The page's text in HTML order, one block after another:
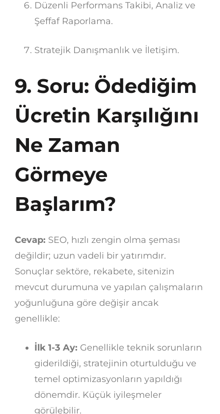
Düzenli Performans Takibi, Analiz ve
Şeffaf Raporlama.
Stratejik Danışmanlık ve İletişim.
9. Soru: Ödediğim
Ücretin Karşılığını
Ne Zaman
Görmeye
Başlarım?
Cevap: SEO, hızlı zengin olma şeması
değildir; uzun vadeli bir yatırımdır.
Sonuçlar sektöre, rekabete, sitenizin
mevcut durumuna ve yapılan çalışmaların
yoğunluğuna göre değişir ancak
genellikle:
İlk 1-3 Ay: Genellikle teknik sorunların
giderildiği, stratejinin oturtulduğu ve
temel optimizasyonların yapıldığı
dönemdir. Küçük iyileşmeler
görülebilir.